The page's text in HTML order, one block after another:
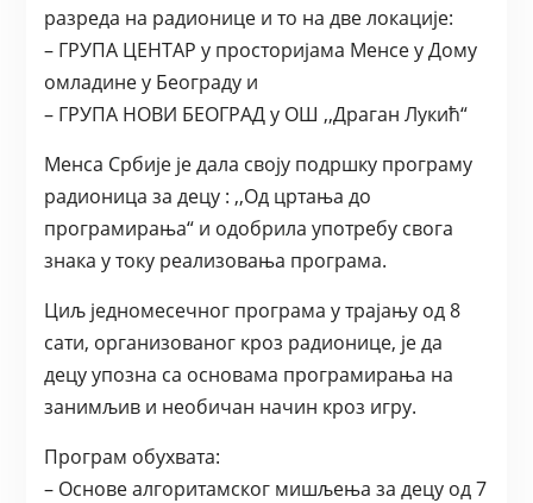
разреда на радионице и то на две локације:
– ГРУПА ЦЕНТАР у просторијама Менсе у Дому
омладине у Београду и
– ГРУПА НОВИ БЕОГРАД у ОШ ,,Драган Лукић“
Менса Србије је дала своју подршку програму
радионица за децу : ,,Од цртања до
програмирања“ и одобрила употребу свога
знака у току реализовања програма.
Циљ једномесечног програма у трајању од 8
сати, организованог кроз радионице, је да
децу упозна са основама програмирања на
занимљив и необичан начин кроз игру.
Програм обухвата:
– Основе алгоритамског мишљења за децу од 7